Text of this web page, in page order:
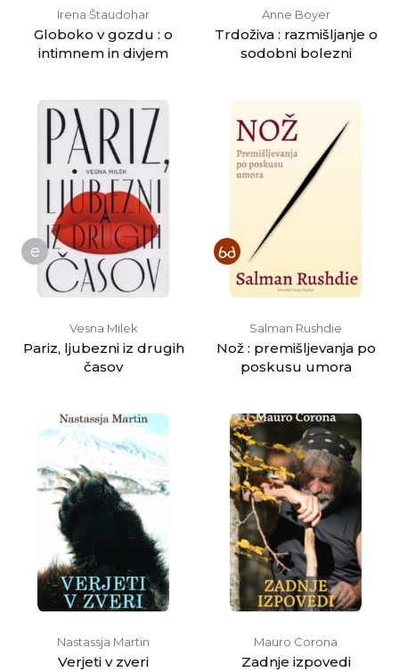
Irena Štaudohar
Globoko v gozdu : o
intimnem in divjem
Anne Boyer
Trdoživa : razmišljanje o
sodobni bolezni
e
Vesna Milek
Pariz, ljubezni iz drugih
časov
Salman Rushdie
Nož : premišljevanja po
poskusu umora
Nastassja Martin
Verjeti v zveri
Mauro Corona
Zadnje izpovedi